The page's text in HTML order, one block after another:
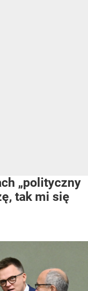
„polityczny
tak mi się